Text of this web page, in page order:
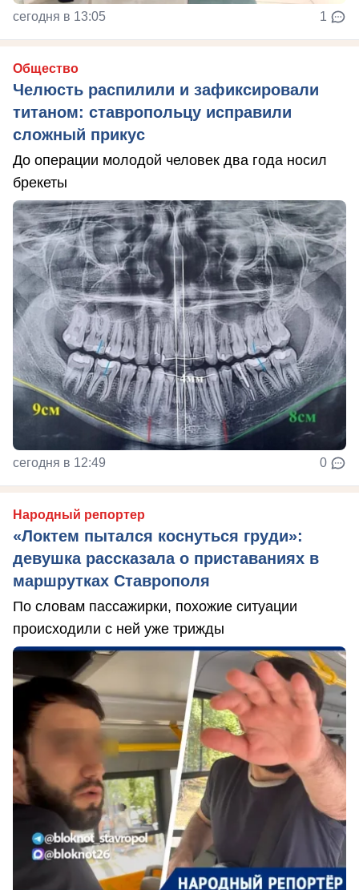
сегодня в 13:05 1
Общество
Челюсть распилили и зафиксировали
титаном: ставропольцу исправили
сложный прикус
До операции молодой человек два года носил
брекеты
сегодня в 12:49 0
Народный репортер
«Локтем пытался коснуться груди»:
девушка рассказала о приставаниях в
маршрутках Ставрополя
По словам пассажирки, похожие ситуации
происходили с ней уже трижды